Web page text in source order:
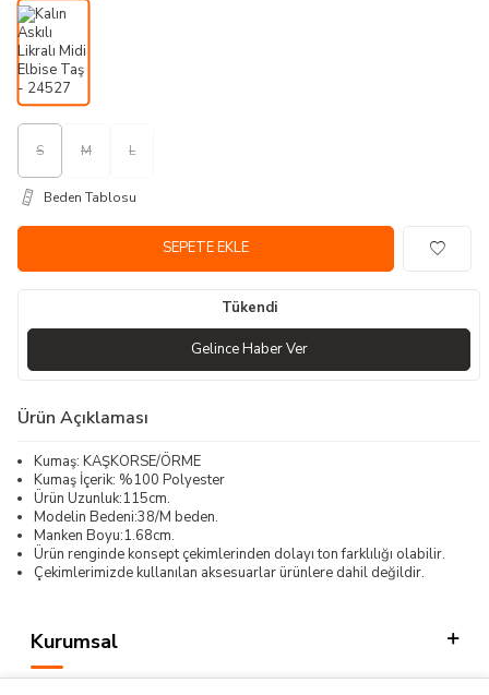
S M L
Beden Tablosu
SEPETE EKLE
Tükendi
Gelince Haber Ver
Ürün Açıklaması
Kumaş: KAŞKORSE/ÖRME
Kumaş İçerik: %100 Polyester
Ürün Uzunluk:115cm.
Modelin Bedeni:38/M beden.
Manken Boyu:1.68cm.
Ürün renginde konsept çekimlerinden dolayı ton farklılığı olabilir.
Çekimlerimizde kullanılan aksesuarlar ürünlere dahil değildir.
Kurumsal